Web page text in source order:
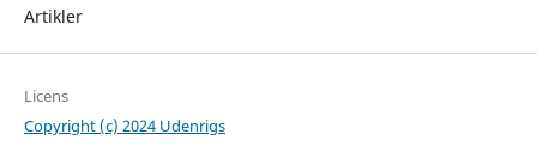
Artikler
Licens
Copyright (c) 2024 Udenrigs